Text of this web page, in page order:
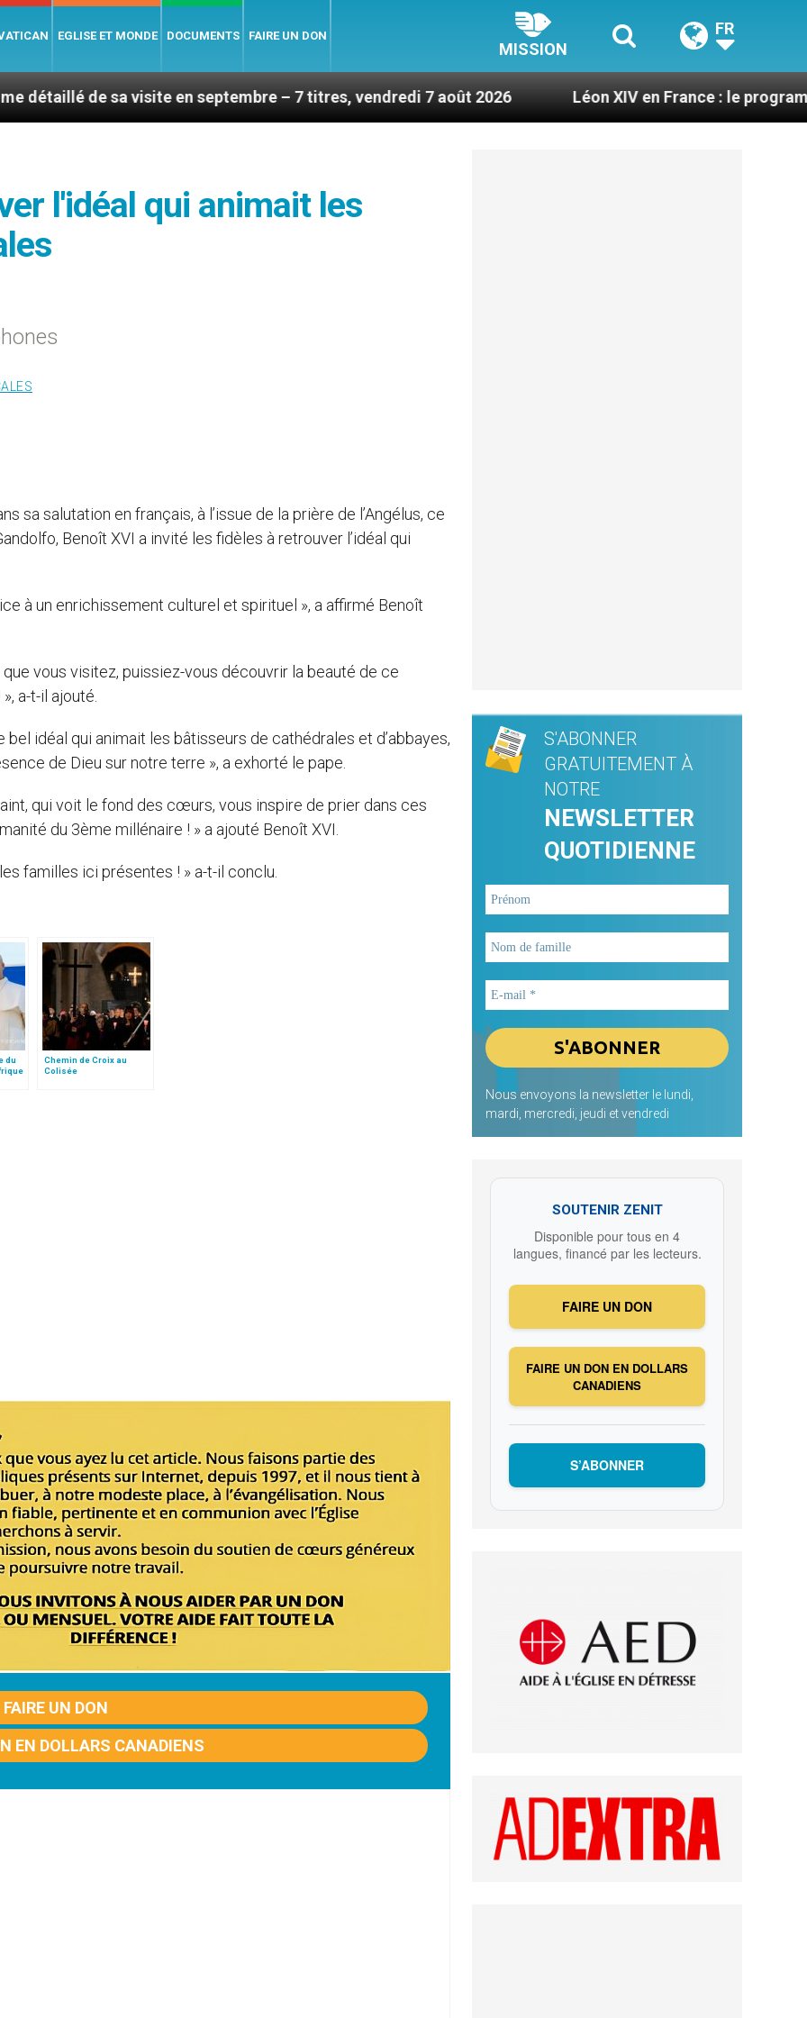
EGLISE ET MONDE DOCUMENTS FAIRE UN DON
MISSION
FR
sa visite en septembre – 7 titres, vendredi 7 août 2026 Léon XIV en France : le programme
l'idéal qui animait les
sa salutation en français, à l’issue de la prière de l’Angélus, ce
Benoît XVI a invité les fidèles à retrouver l’idéal qui
à un enrichissement culturel et spirituel », a affirmé Benoît
vous visitez, puissiez-vous découvrir la beauté de ce
a-t-il ajouté.
idéal qui animait les bâtisseurs de cathédrales et d’abbayes,
de Dieu sur notre terre », a exhorté le pape.
qui voit le fond des cœurs, vous inspire de prier dans ces
du 3ème millénaire ! » a ajouté Benoît XVI.
familles ici présentes ! » a-t-il conclu.
du
Chemin de Croix au
Colisée
FAIRE UN DON
EN DOLLARS CANADIENS
S'ABONNER
GRATUITEMENT À
NOTRE
NEWSLETTER
QUOTIDIENNE
Nous envoyons la newsletter le lundi,
mardi, mercredi, jeudi et vendredi
SOUTENIR ZENIT
Disponible pour tous en 4
langues, financé par les lecteurs.
FAIRE UN DON
FAIRE UN DON EN DOLLARS
CANADIENS
S’ABONNER